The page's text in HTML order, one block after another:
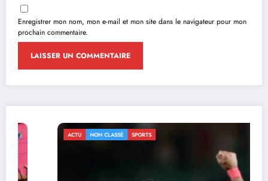
Enregistrer mon nom, mon e-mail et mon site dans le navigateur pour mon
prochain commentaire.
NON CLASSÉ SPORTS